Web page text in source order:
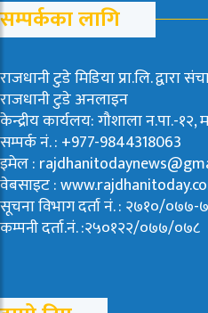
सम्पर्कका लागि
राजधानी टुडे मिडिया प्रा.लि. द्वारा
राजधानी टुडे अनलाइन
केन्द्रीय कार्यलय: गौशाला न.पा.-१२,
सम्पर्क नं. : +977-9844318063
इमेल :
वेबसाइट :
सूचना विभाग दर्ता नं. : २७१०/०७७-
कम्पनी दर्ता.नं. :२५०१२२/०७७/०७८